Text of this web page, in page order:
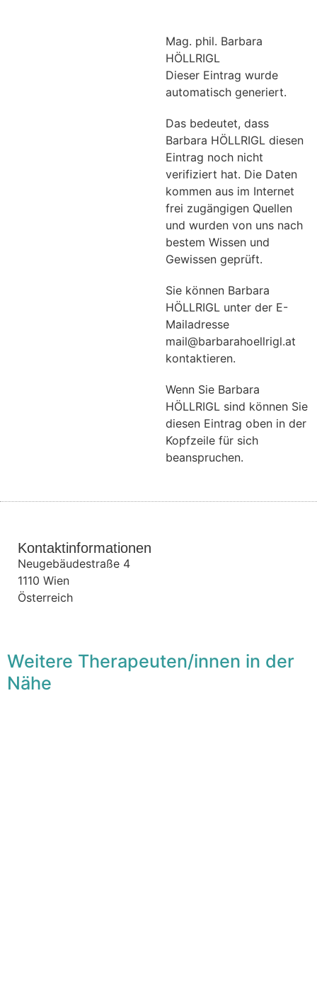
Mag. phil. Barbara
HÖLLRIGL
Dieser Eintrag wurde
automatisch generiert.
Das bedeutet, dass
Barbara HÖLLRIGL diesen
Eintrag noch nicht
verifiziert hat. Die Daten
kommen aus im Internet
frei zugängigen Quellen
und wurden von uns nach
bestem Wissen und
Gewissen geprüft.
Sie können Barbara
HÖLLRIGL unter der E-
Mailadresse
mail@barbarahoellrigl.at
kontaktieren.
Wenn Sie Barbara
HÖLLRIGL sind können Sie
diesen Eintrag oben in der
Kopfzeile für sich
beanspruchen.
Kontaktinformationen
Neugebäudestraße 4
1110 Wien
Österreich
Weitere Therapeuten/innen in der
Nähe